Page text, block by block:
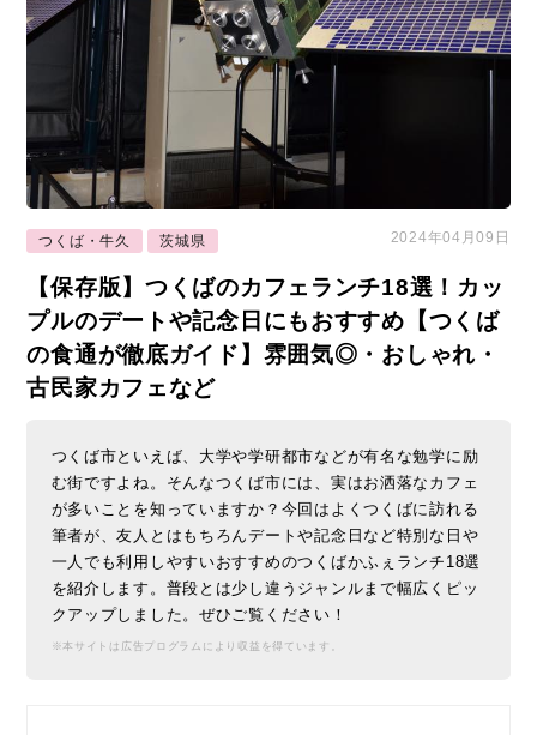
つくば・牛久 茨城県 2024年04月09日
【保存版】つくばのカフェランチ18選！カッ
プルのデートや記念日にもおすすめ【つくば
の食通が徹底ガイド】雰囲気◎・おしゃれ・
古民家カフェなど
つくば市といえば、大学や学研都市などが有名な勉学に励
む街ですよね。そんなつくば市には、実はお洒落なカフェ
が多いことを知っていますか？今回はよくつくばに訪れる
筆者が、友人とはもちろんデートや記念日など特別な日や
一人でも利用しやすいおすすめのつくばかふぇランチ18選
を紹介します。普段とは少し違うジャンルまで幅広くピッ
クアップしました。ぜひご覧ください！
※本サイトは広告プログラムにより収益を得ています。